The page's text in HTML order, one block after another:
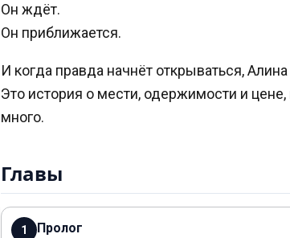
Он ждёт.
Он приближается.
И когда правда начнёт открываться,
Это история о мести, одержимости и
много.
Главы
1 Пролог